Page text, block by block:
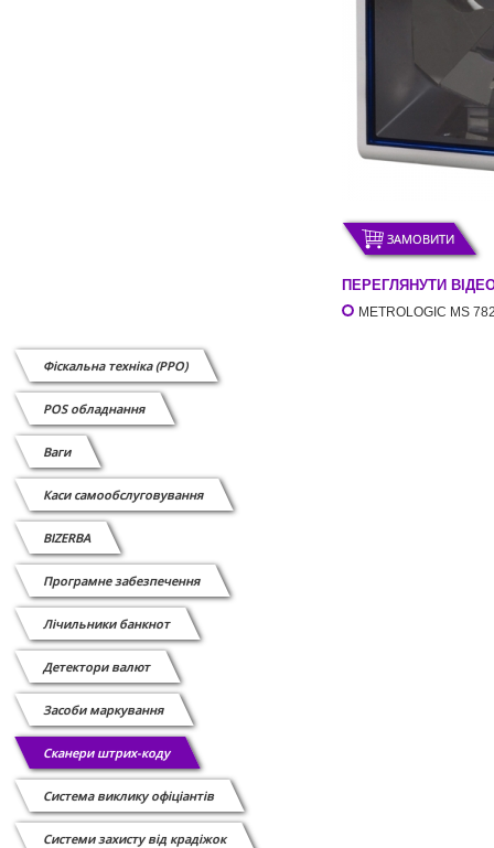
Фіскальна техніка (РРО)
POS обладнання
Ваги
Каси самообслуговування
BIZERBA
Програмне забезпечення
Лічильники банкнот
Детектори валют
Засоби маркування
Сканери штрих-коду
Cистема виклику офіціантів
Системи захисту від крадіжок
ЗАМОВИТИ
ПЕРЕГЛЯНУТИ
METROLOGIC MS